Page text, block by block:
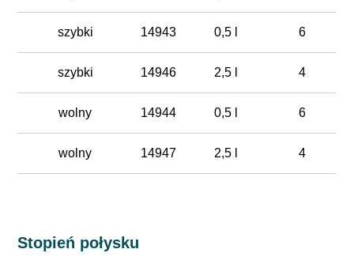
szybki 14943 0,5 l 6
szybki 14946 2,5 l 4
wolny 14944 0,5 l 6
wolny 14947 2,5 l 4
Stopień połysku